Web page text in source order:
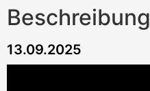
Beschreibung
13.09.2025